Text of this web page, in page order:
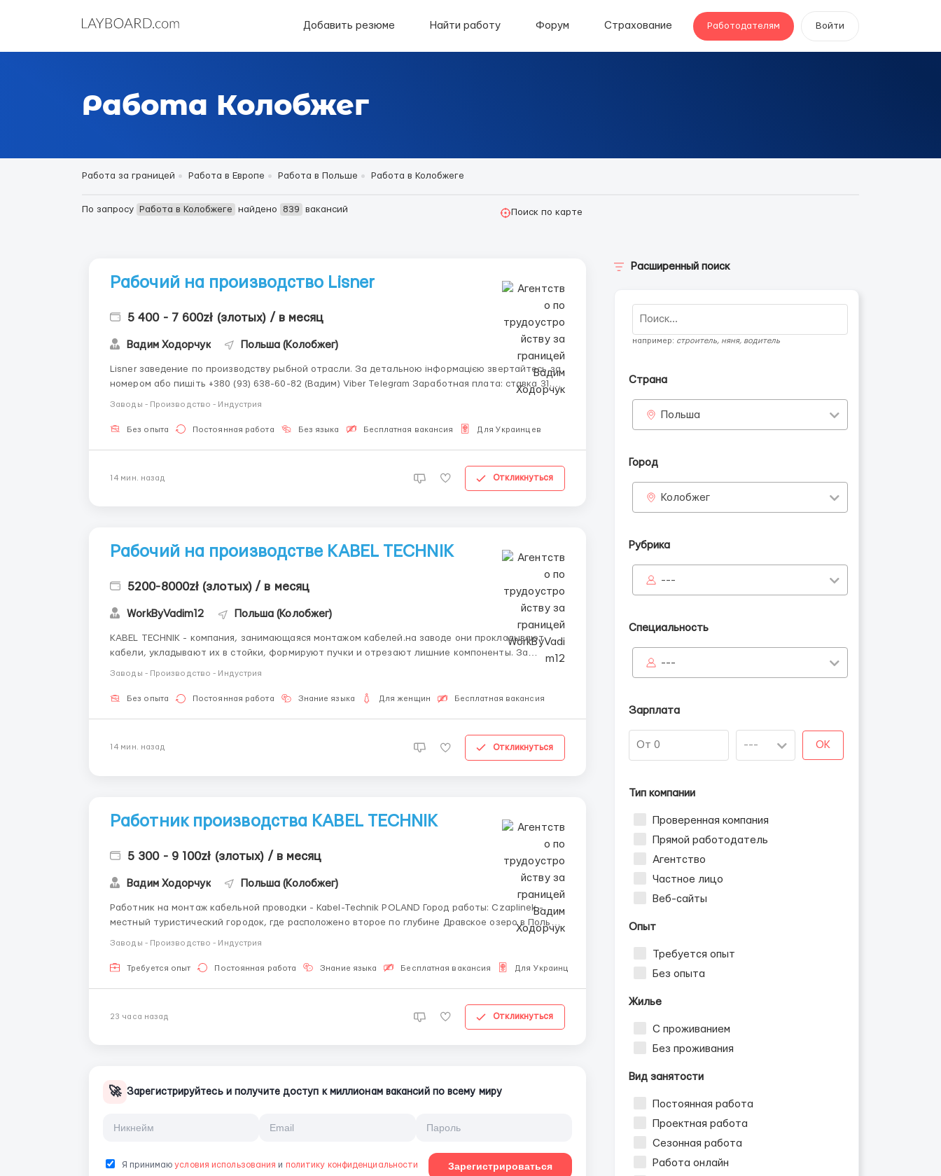
Добавить резюме Найти работу Форум Страхование Работодателям Войти
Работа Колобжег
Работа за границей Работа в Европе Работа в Польше Работа в Колобжеге
По запросу Работа в Колобжеге найдено 839 вакансий Поиск по карте
Рабочий на производство Lisner
5 400 - 7 600zł (злотых) / в месяц
Вадим Ходорчук Польша (Колобжег)
Lisner заведение по производству рыбной отрасли. За детальною інформацією звертайтесь за
номером або пишіть +380 (93) 638-60-82 (Вадим) Viber Telegram Заработная плата: ставка 31.50
Заводы - Производство - Индустрия
Без опыта Постоянная работа Без языка Бесплатная вакансия Для Украинцев
14 мин. назад Откликнуться
Рабочий на производстве KABEL TECHNIK
5200-8000zł (злотых) / в месяц
WorkByVadim12 Польша (Колобжег)
KABEL TECHNIK - компания, занимающаяся монтажом кабелей.на заводе они прокладывают
кабели, укладывают их в стойки, формируют пучки и отрезают лишние компоненты. За
Заводы - Производство - Индустрия
Без опыта Постоянная работа Знание языка Для женщин Бесплатная вакансия
14 мин. назад Откликнуться
Работник производства KABEL TECHNIK
5 300 - 9 100zł (злотых) / в месяц
Вадим Ходорчук Польша (Колобжег)
Работник на монтаж кабельной проводки - Kabel-Technik POLAND Город работы: Czaplinek -
местный туристический городок, где расположено второе по глубине Дравское озеро в Польше
Заводы - Производство - Индустрия
Требуется опыт Постоянная работа Знание языка Бесплатная вакансия Для Украинцев
23 часа назад Откликнуться
🚀 Зарегистрируйтесь и получите доступ к миллионам вакансий по всему миру
Я принимаюусловия использования и политику конфиденциальности Зарегистрироваться
Расширенный поиск
например: строитель, няня, водитель
Страна
Польша
Город
Колобжег
Рубрика
---
Специальность
---
Зарплата
OK
Тип компании
Проверенная компания
Прямой работодатель
Агентство
Частное лицо
Веб-сайты
Опыт
Требуется опыт
Без опыта
Жилье
С проживанием
Без проживания
Вид занятости
Постоянная работа
Проектная работа
Сезонная работа
Работа онлайн